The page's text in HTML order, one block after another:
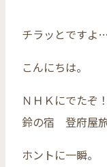
チラッとですよ…
こんにちは。
ＮＨＫにでたぞ
鈴の宿 登府屋旅
ホントに一瞬。